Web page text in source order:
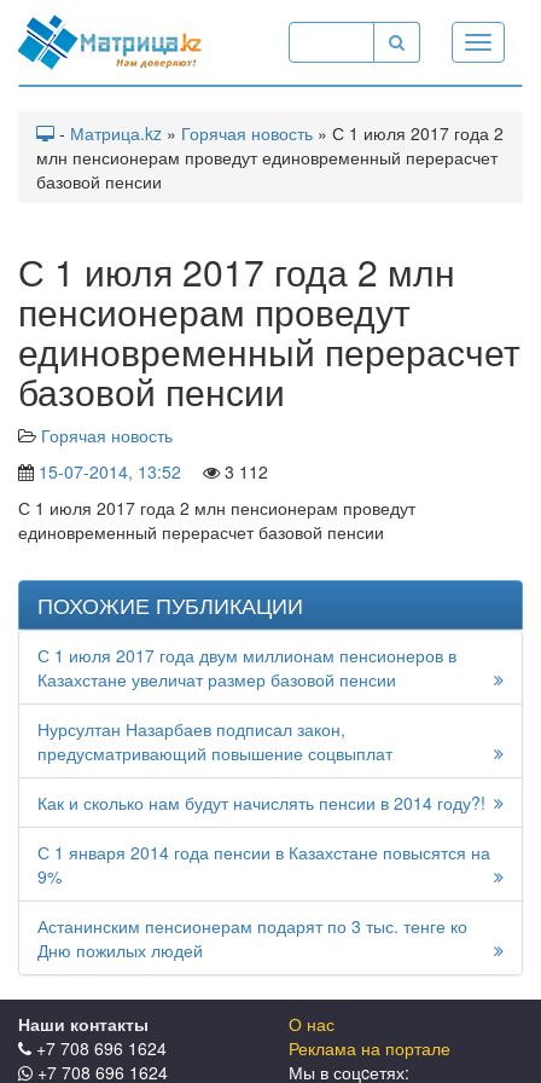
Toggle
- Матрица.kz » Горячая новость » С 1 июля 2017 года 2
млн пенсионерам проведут единовременный перерасчет
базовой пенсии
С 1 июля 2017 года 2 млн
пенсионерам проведут
единовременный перерасчет
базовой пенсии
Горячая новость
15-07-2014, 13:52
3 112
С 1 июля 2017 года 2 млн пенсионерам проведут
единовременный перерасчет базовой пенсии
ПОХОЖИЕ ПУБЛИКАЦИИ
С 1 июля 2017 года двум миллионам пенсионеров в
Казахстане увеличат размер базовой пенсии
Нурсултан Назарбаев подписал закон,
предусматривающий повышение соцвыплат
Как и сколько нам будут начислять пенсии в 2014 году?!
С 1 января 2014 года пенсии в Казахстане повысятся на
9%
Астанинским пенсионерам подарят по 3 тыс. тенге ко
Дню пожилых людей
Наши контакты
+7 708 696 1624
+7 708 696 1624
О нас
Реклама на портале
Мы в соцcетях: